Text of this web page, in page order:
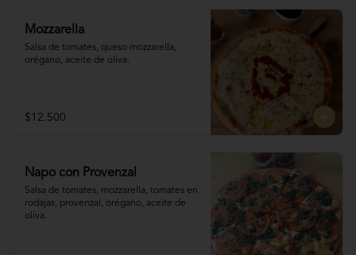
Mozzarella
Salsa de tomates, queso mozzarella,
orégano, aceite de oliva.
$12.500
Napo con Provenzal
Salsa de tomates, mozzarella, tomates en
rodajas, provenzal, orégano, aceite de
oliva.